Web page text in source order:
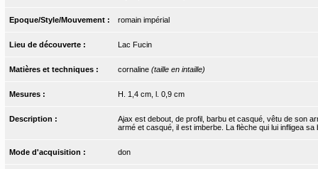
Epoque/Style/Mouvement : romain impérial
Lieu de découverte : Lac Fucin
Matières et techniques : cornaline (taille en intaille)
Mesures : H. 1,4 cm, l. 0,9 cm
Description :
Ajax est debout, de profil, barbu et casqué, vêtu de son
armé et casqué, il est imberbe. La flèche qui lui infligea
Mode d'acquisition : don